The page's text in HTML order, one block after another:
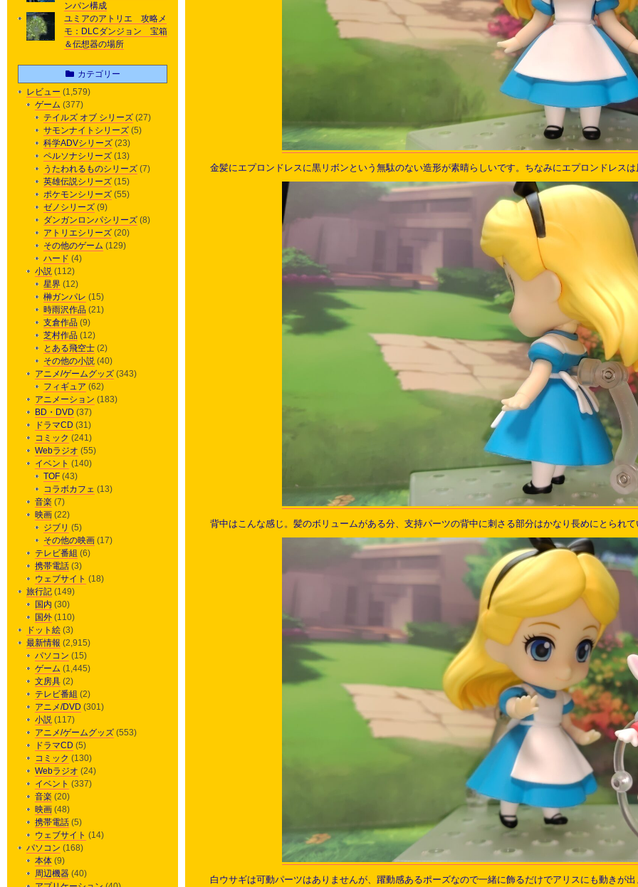
金髪にエプロンドレスに黒リボンという無駄のない造形が素晴らしいです。ちなみにエプロンドレス
背中はこんな感じ。髪のボリュームがある分、支持パーツの背中に刺さる部分はかなり長めにとられ
白ウサギは可動パーツはありませんが、躍動感あるポーズなので一緒に飾るだけでアリスにも動きが
ンパン構成
ユミアのアトリエ 攻略メ
モ：DLCダンジョン 宝箱
＆伝想器の場所
カテゴリー
レビュー (1,579)
ゲーム (377)
テイルズ オブ シリーズ (27)
サモンナイトシリーズ (5)
科学ADVシリーズ (23)
ペルソナシリーズ (13)
うたわれるものシリーズ (7)
英雄伝説シリーズ (15)
ポケモンシリーズ (55)
ゼノシリーズ (9)
ダンガンロンパシリーズ (8)
アトリエシリーズ (20)
その他のゲーム (129)
ハード (4)
小説 (112)
星界 (12)
榊ガンパレ (15)
時雨沢作品 (21)
支倉作品 (9)
芝村作品 (12)
とある飛空士 (2)
その他の小説 (40)
アニメ/ゲームグッズ (343)
フィギュア (62)
アニメーション (183)
BD・DVD (37)
ドラマCD (31)
コミック (241)
Webラジオ (55)
イベント (140)
TOF (43)
コラボカフェ (13)
音楽 (7)
映画 (22)
ジブリ (5)
その他の映画 (17)
テレビ番組 (6)
携帯電話 (3)
ウェブサイト (18)
旅行記 (149)
国内 (30)
国外 (110)
ドット絵 (3)
最新情報 (2,915)
パソコン (15)
ゲーム (1,445)
文房具 (2)
テレビ番組 (2)
アニメ/DVD (301)
小説 (117)
アニメ/ゲームグッズ (553)
ドラマCD (5)
コミック (130)
Webラジオ (24)
イベント (337)
音楽 (20)
映画 (48)
携帯電話 (5)
ウェブサイト (14)
パソコン (168)
本体 (9)
周辺機器 (40)